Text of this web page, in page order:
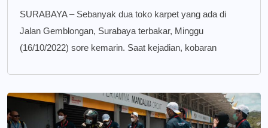
SURABAYA – Sebanyak dua toko karpet yang ada di
Jalan Gemblongan, Surabaya terbakar, Minggu
(16/10/2022) sore kemarin. Saat kejadian, kobaran